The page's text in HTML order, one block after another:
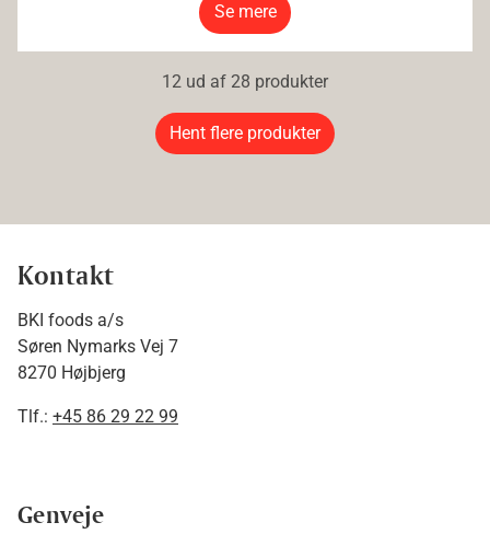
Se mere
12 ud af 28 produkter
Hent flere produkter
Kontakt
BKI foods a/s
Søren Nymarks Vej 7
8270 Højbjerg
Tlf.: +45 86 29 22 99
Genveje